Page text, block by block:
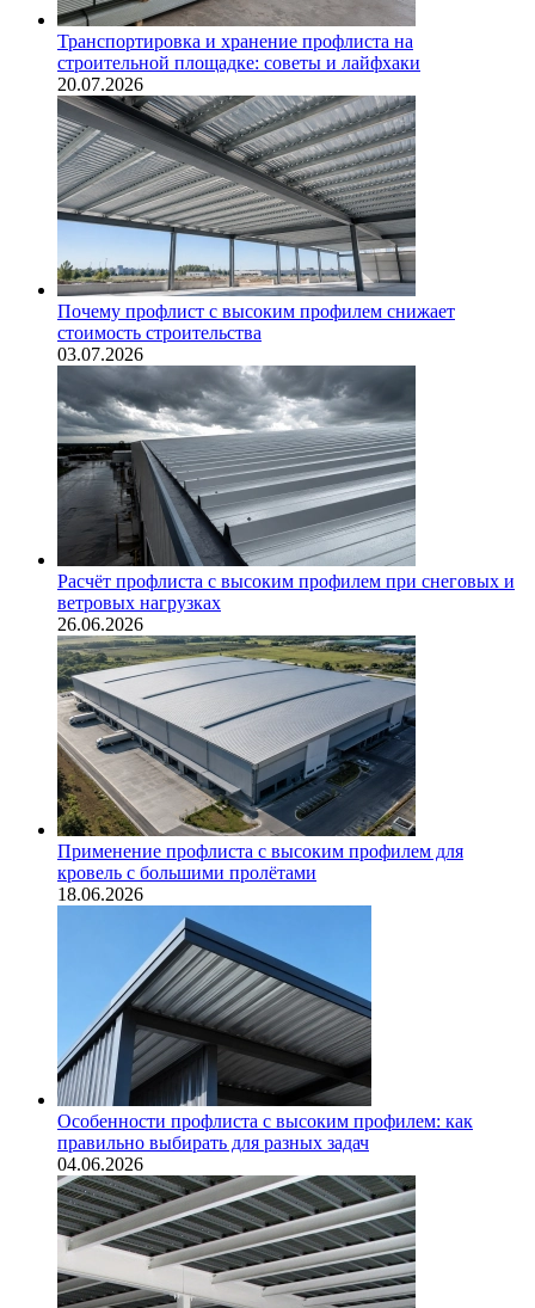
Транспортировка и хранение профлиста на
строительной площадке: советы и лайфхаки
20.07.2026
Почему профлист с высоким профилем снижает
стоимость строительства
03.07.2026
Расчёт профлиста с высоким профилем при снеговых и
ветровых нагрузках
26.06.2026
Применение профлиста с высоким профилем для
кровель с большими пролётами
18.06.2026
Особенности профлиста с высоким профилем: как
правильно выбирать для разных задач
04.06.2026